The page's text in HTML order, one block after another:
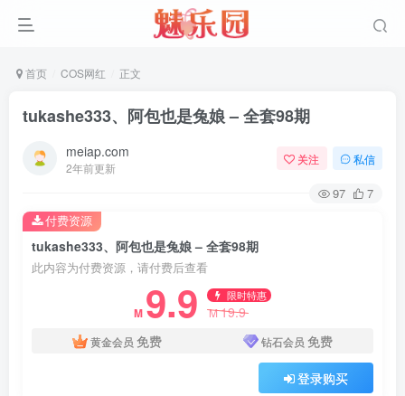
首页 COS网红 正文
tukashe333、阿包也是兔娘 – 全套98期
meiap.com
2年前更新
关注 私信
97 7
tukashe333、阿包也是兔娘 – 全套98期
此内容为付费资源，请付费后查看
M 9.9 限时特惠
M19.9
黄金会员 免费 钻石会员 免费
登录购买
付费资源